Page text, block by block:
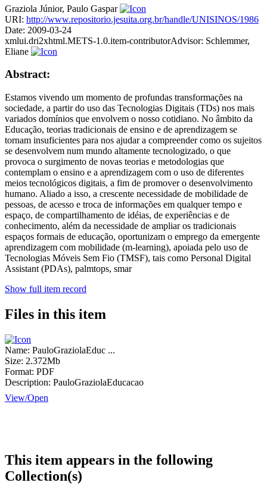
Graziola Júnior, Paulo Gaspar
URI: http://www.repositorio.jesuita.org.br/handle/UNISINOS/1986
Date: 2009-03-24
xmlui.dri2xhtml.METS-1.0.item-contributorAdvisor: Schlemmer,
Eliane
Abstract:
Estamos vivendo um momento de profundas transformações na
sociedade, a partir do uso das Tecnologias Digitais (TDs) nos mais
variados domínios que envolvem o nosso cotidiano. No âmbito da
Educação, teorias tradicionais de ensino e de aprendizagem se
tornam insuficientes para nos ajudar a compreender como os sujeitos
se desenvolvem num mundo altamente tecnologizado, o que
provoca o surgimento de novas teorias e metodologias que
contemplam o ensino e a aprendizagem com o uso de diferentes
meios tecnológicos digitais, a fim de promover o desenvolvimento
humano. Aliado a isso, a crescente necessidade de mobilidade de
pessoas, de acesso e troca de informações em qualquer tempo e
espaço, de compartilhamento de idéias, de experiências e de
conhecimento, além da necessidade de ampliar os tradicionais
espaços formais de educação, oportunizam o emprego da emergente
aprendizagem com mobilidade (m-learning), apoiada pelo uso de
Tecnologias Móveis Sem Fio (TMSF), tais como Personal Digital
Assistant (PDAs), palmtops, smar
Show full item record
Files in this item
Name: PauloGraziolaEduc ...
Size: 2.372Mb
Format: PDF
Description: PauloGraziolaEducacao
View/Open
This item appears in the following
Collection(s)